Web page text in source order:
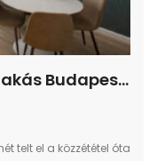
Eladó prémium, felújított lakás Budapest VI. kerületének szívében
telt el a közzététel óta